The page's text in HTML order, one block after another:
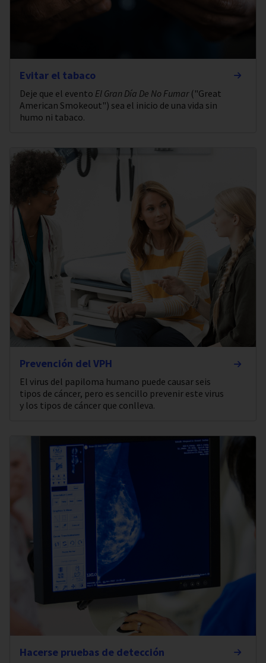
Evitar el tabaco
Deje que el evento El Gran Día De No Fumar("Great
American Smokeout") sea el inicio de una vida sin
humo ni tabaco.
Prevención del VPH
El virus del papiloma humano puede causar seis
tipos de cáncer, pero es sencillo prevenir este virus
y los tipos de cáncer que conlleva.
Hacerse pruebas de detección